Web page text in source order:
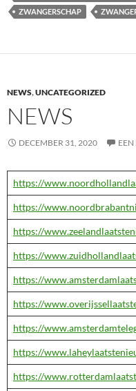
ZWANGERSCHAP
NEWS,UNCATEGORIZED
NEWS
DECEMBER 31, 2020 EEN
https://
https://
https://
https://
https://
https://
https://
https://
https://